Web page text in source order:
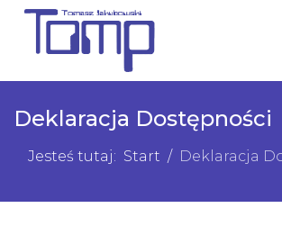
Deklaracja Dostępności
Jesteś tutaj: Start Deklaracja